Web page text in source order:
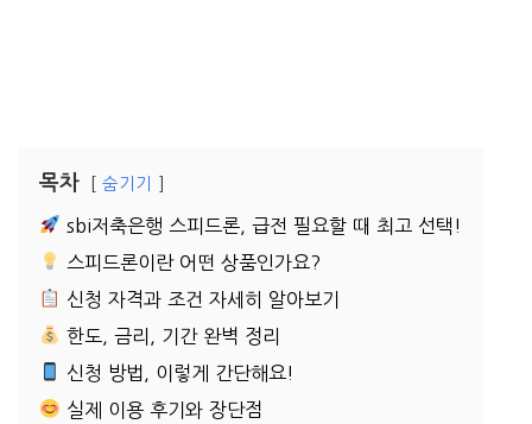
목차 숨기기
sbi저축은행 스피드론, 급전 필요할 때 최고 선택!
스피드론이란 어떤 상품인가요?
신청 자격과 조건 자세히 알아보기
한도, 금리, 기간 완벽 정리
신청 방법, 이렇게 간단해요!
실제 이용 후기와 장단점